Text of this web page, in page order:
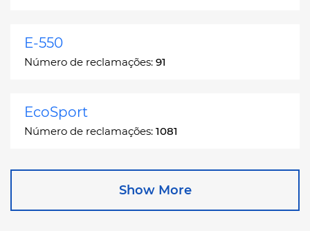
E-550
Número de reclamações: 91
EcoSport
Número de reclamações: 1081
Show More